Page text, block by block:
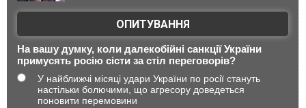
ОПИТУВАННЯ
На вашу думку, коли далекобійні санкції України
примусять росію сісти за стіл переговорів?
У найближчі місяці удари України по росії стануть
настільки болючими, що агресору доведеться
поновити перемовини